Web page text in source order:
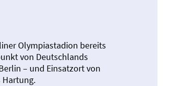
Olympiastadion bereits
von Deutschlands
– und Einsatzort von
Hartung.